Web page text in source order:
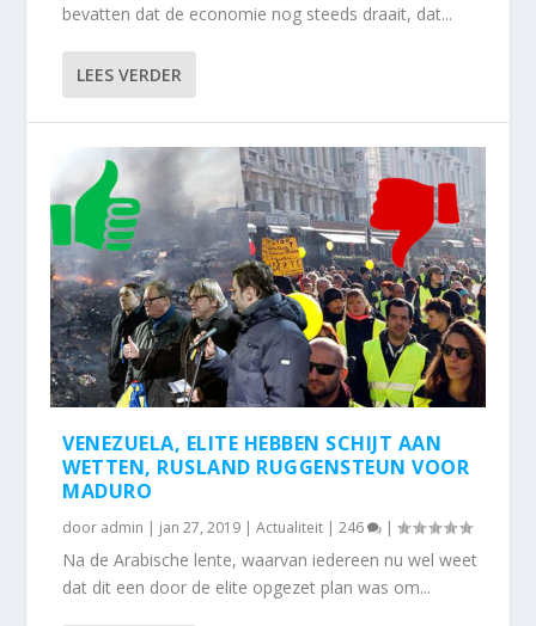
bevatten dat de economie nog steeds draait, dat...
LEES VERDER
VENEZUELA, ELITE HEBBEN SCHIJT AAN
WETTEN, RUSLAND RUGGENSTEUN VOOR
MADURO
door admin | jan 27, 2019 |Actualiteit |246 |
Na de Arabische lente, waarvan iedereen nu wel weet
dat dit een door de elite opgezet plan was om...